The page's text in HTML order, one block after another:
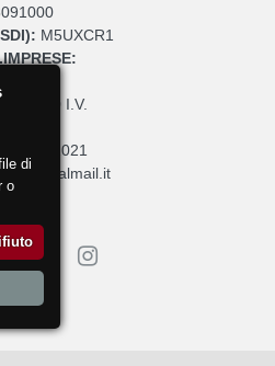
M5UXCR1
I.V.
2021
di
o